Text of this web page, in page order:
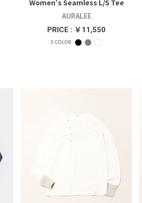
Women's Seamless L/S Tee
AURALEE
PRICE : ￥11,550
3 COLOR